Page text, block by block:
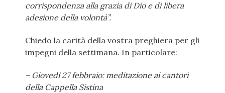
corrispondenza alla grazia di Dio e di libera
adesione della volontà”.
Chiedo la carità della vostra preghiera per gli
impegni della settimana. In particolare:
– Giovedì 27 febbraio: meditazione ai cantori
della Cappella Sistina